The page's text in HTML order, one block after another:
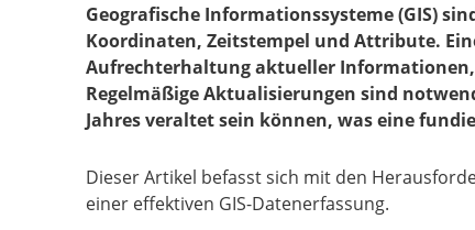
Geografische Informationssysteme (GIS)
Koordinaten, Zeitstempel und Attribute.
Aufrechterhaltung aktueller
Regelmäßige Aktualisierungen sind
Jahres veraltet sein können, was eine
Dieser Artikel befasst sich mit den
einer effektiven GIS-Datenerfassung.